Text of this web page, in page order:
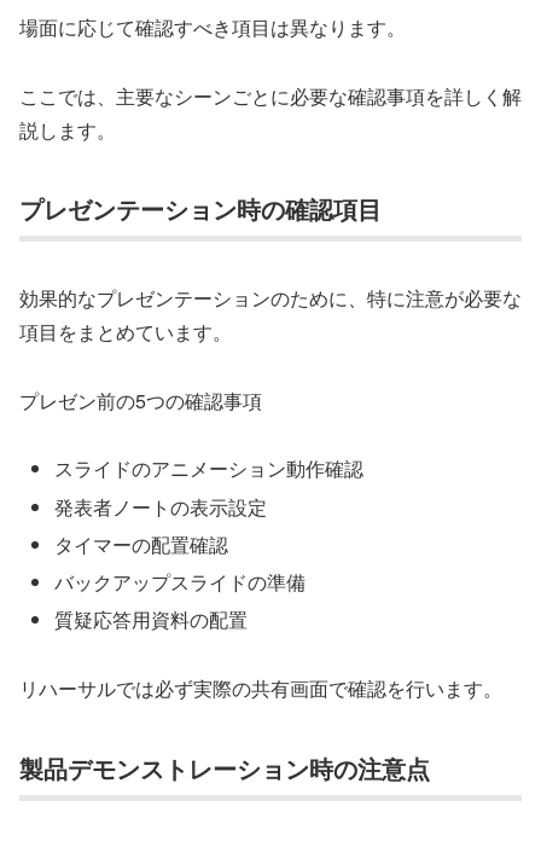
場面に応じて確認すべき項目は異なります。
ここでは、主要なシーンごとに必要な確認事項を詳しく解
説します。
プレゼンテーション時の確認項目
効果的なプレゼンテーションのために、特に注意が必要な
項目をまとめています。
プレゼン前の5つの確認事項
スライドのアニメーション動作確認
発表者ノートの表示設定
タイマーの配置確認
バックアップスライドの準備
質疑応答用資料の配置
リハーサルでは必ず実際の共有画面で確認を行います。
製品デモンストレーション時の注意点